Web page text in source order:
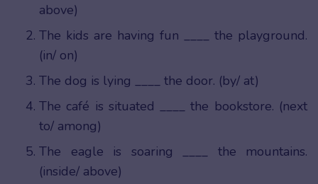
above)
The kids are having fun ____ the playground.
(in/ on)
The dog is lying ____ the door. (by/ at)
The café is situated ____ the bookstore. (next
to/ among)
The eagle is soaring ____ the mountains.
(inside/ above)